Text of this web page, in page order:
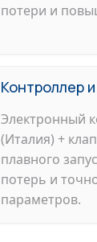
потери и
Контроллер
Электронный
(Италия) +
плавного
потерь и
параметров.